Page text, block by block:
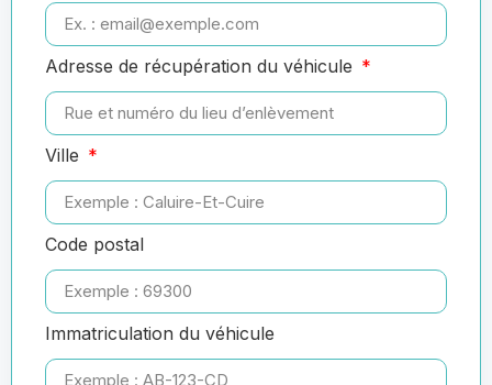
Adresse de récupération du véhicule
Ville
Code postal
Immatriculation du véhicule